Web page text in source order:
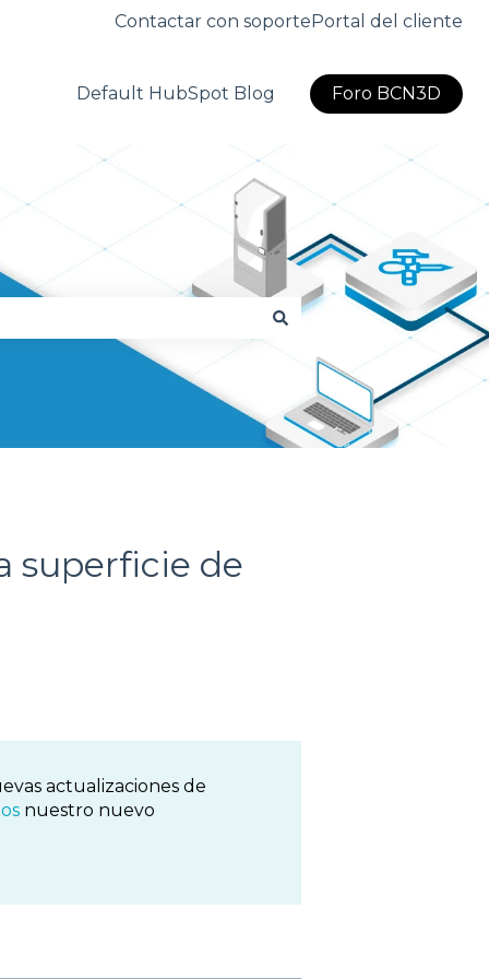
Contactar con soportePortal del cliente
Default HubSpot Blog Foro BCN3D
superficie de
actualizaciones de
nuestro nuevo